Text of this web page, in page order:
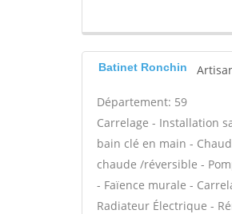
Batinet Ronchin
Département: 59
Carrelage - Installation
bain clé en main -
chaude /réversible -
- Faïence murale -
Radiateur Électrique -